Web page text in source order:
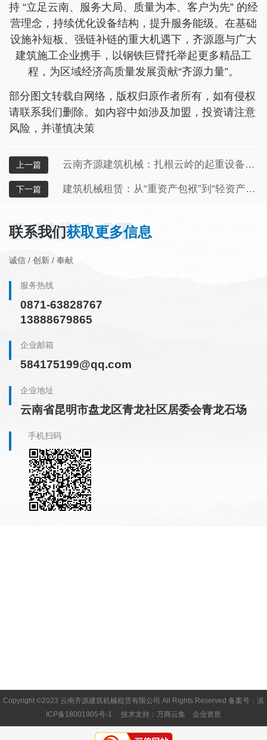
持 “立足云南、服务大局、质量为本、客户为先” 的经
营理念，持续优化设备结构，提升服务能级。在基础
设施补短板、强链补链的重大机遇下，齐源愿与广大
建筑施工企业携手，以钢铁巨臂托举起更多精品工
程，为区域经济高质量发展贡献“齐源力量”。
部分图文转载自网络，版权归原作者所有，如有侵权
请联系我们删除。如内容中如涉及加盟，投资请注意
风险，并谨慎决策
上一篇 云南齐源建筑机械：扎根云岭的起重设备租赁专家
下一篇 建筑机械租赁：从“重资产包袱”到“轻资产突围”的行业革命
CONTACT
联系我们获取更多信息
诚信 / 创新 / 奉献
服务热线
0871-63828767
13888679865
企业邮箱
584175199@qq.com
企业地址
云南省昆明市盘龙区青龙社区居委会青龙石场
手机扫码
Copyright ©2023 云南齐源建筑机械租赁有限公司 All Rights Reserved 备案号：滇
ICP备18001905号-1
技术支持： 万商云集 企业资质